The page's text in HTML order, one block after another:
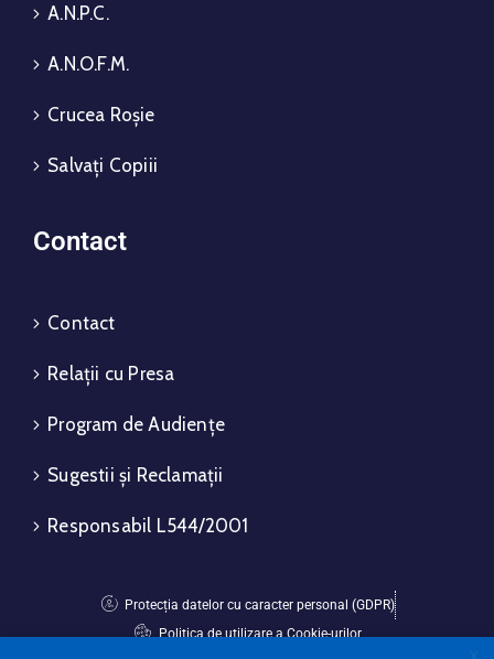
A.N.P.C.
A.N.O.F.M.
Crucea Roșie
Salvați Copiii
Contact
Contact
Relații cu Presa
Program de Audiențe
Sugestii și Reclamații
Responsabil L544/2001
Protecția datelor cu caracter personal (GDPR)
Politica de utilizare a Cookie-urilor